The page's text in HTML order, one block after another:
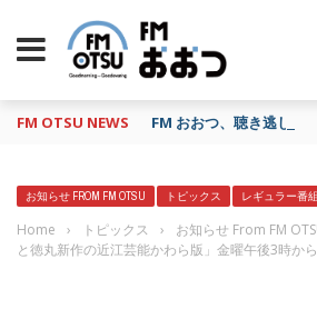
FM OTSU NEWS FM おおつ、聴き逃し
お知らせ FROM FM OTSU トピックス レギュラー番組
Home › トピックス › お知らせ From FM
と徳丸新作の近江芸能かわら版」金曜午後3時から